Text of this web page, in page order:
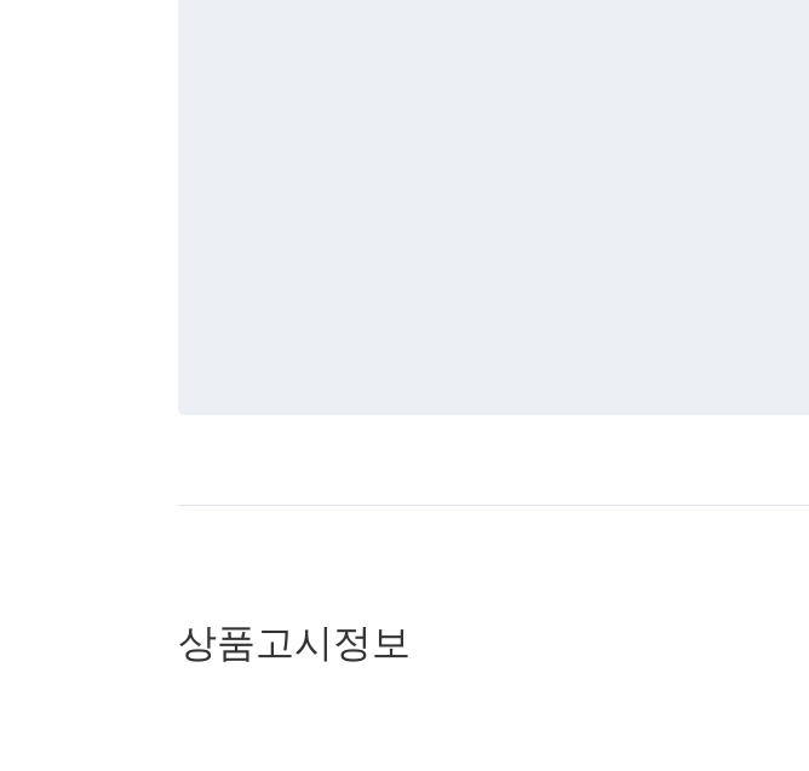
상품고시정보